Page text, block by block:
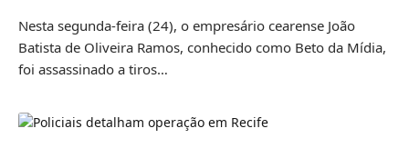
Nesta segunda-feira (24), o empresário cearense João
Batista de Oliveira Ramos, conhecido como Beto da Mídia,
foi assassinado a tiros…